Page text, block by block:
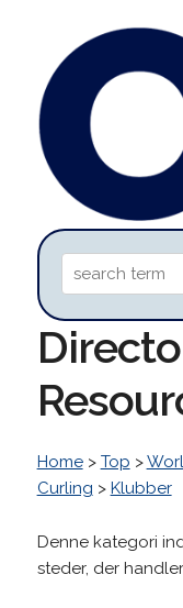
Home> Top >
Curling > Klubber
Denne kategori
steder, der